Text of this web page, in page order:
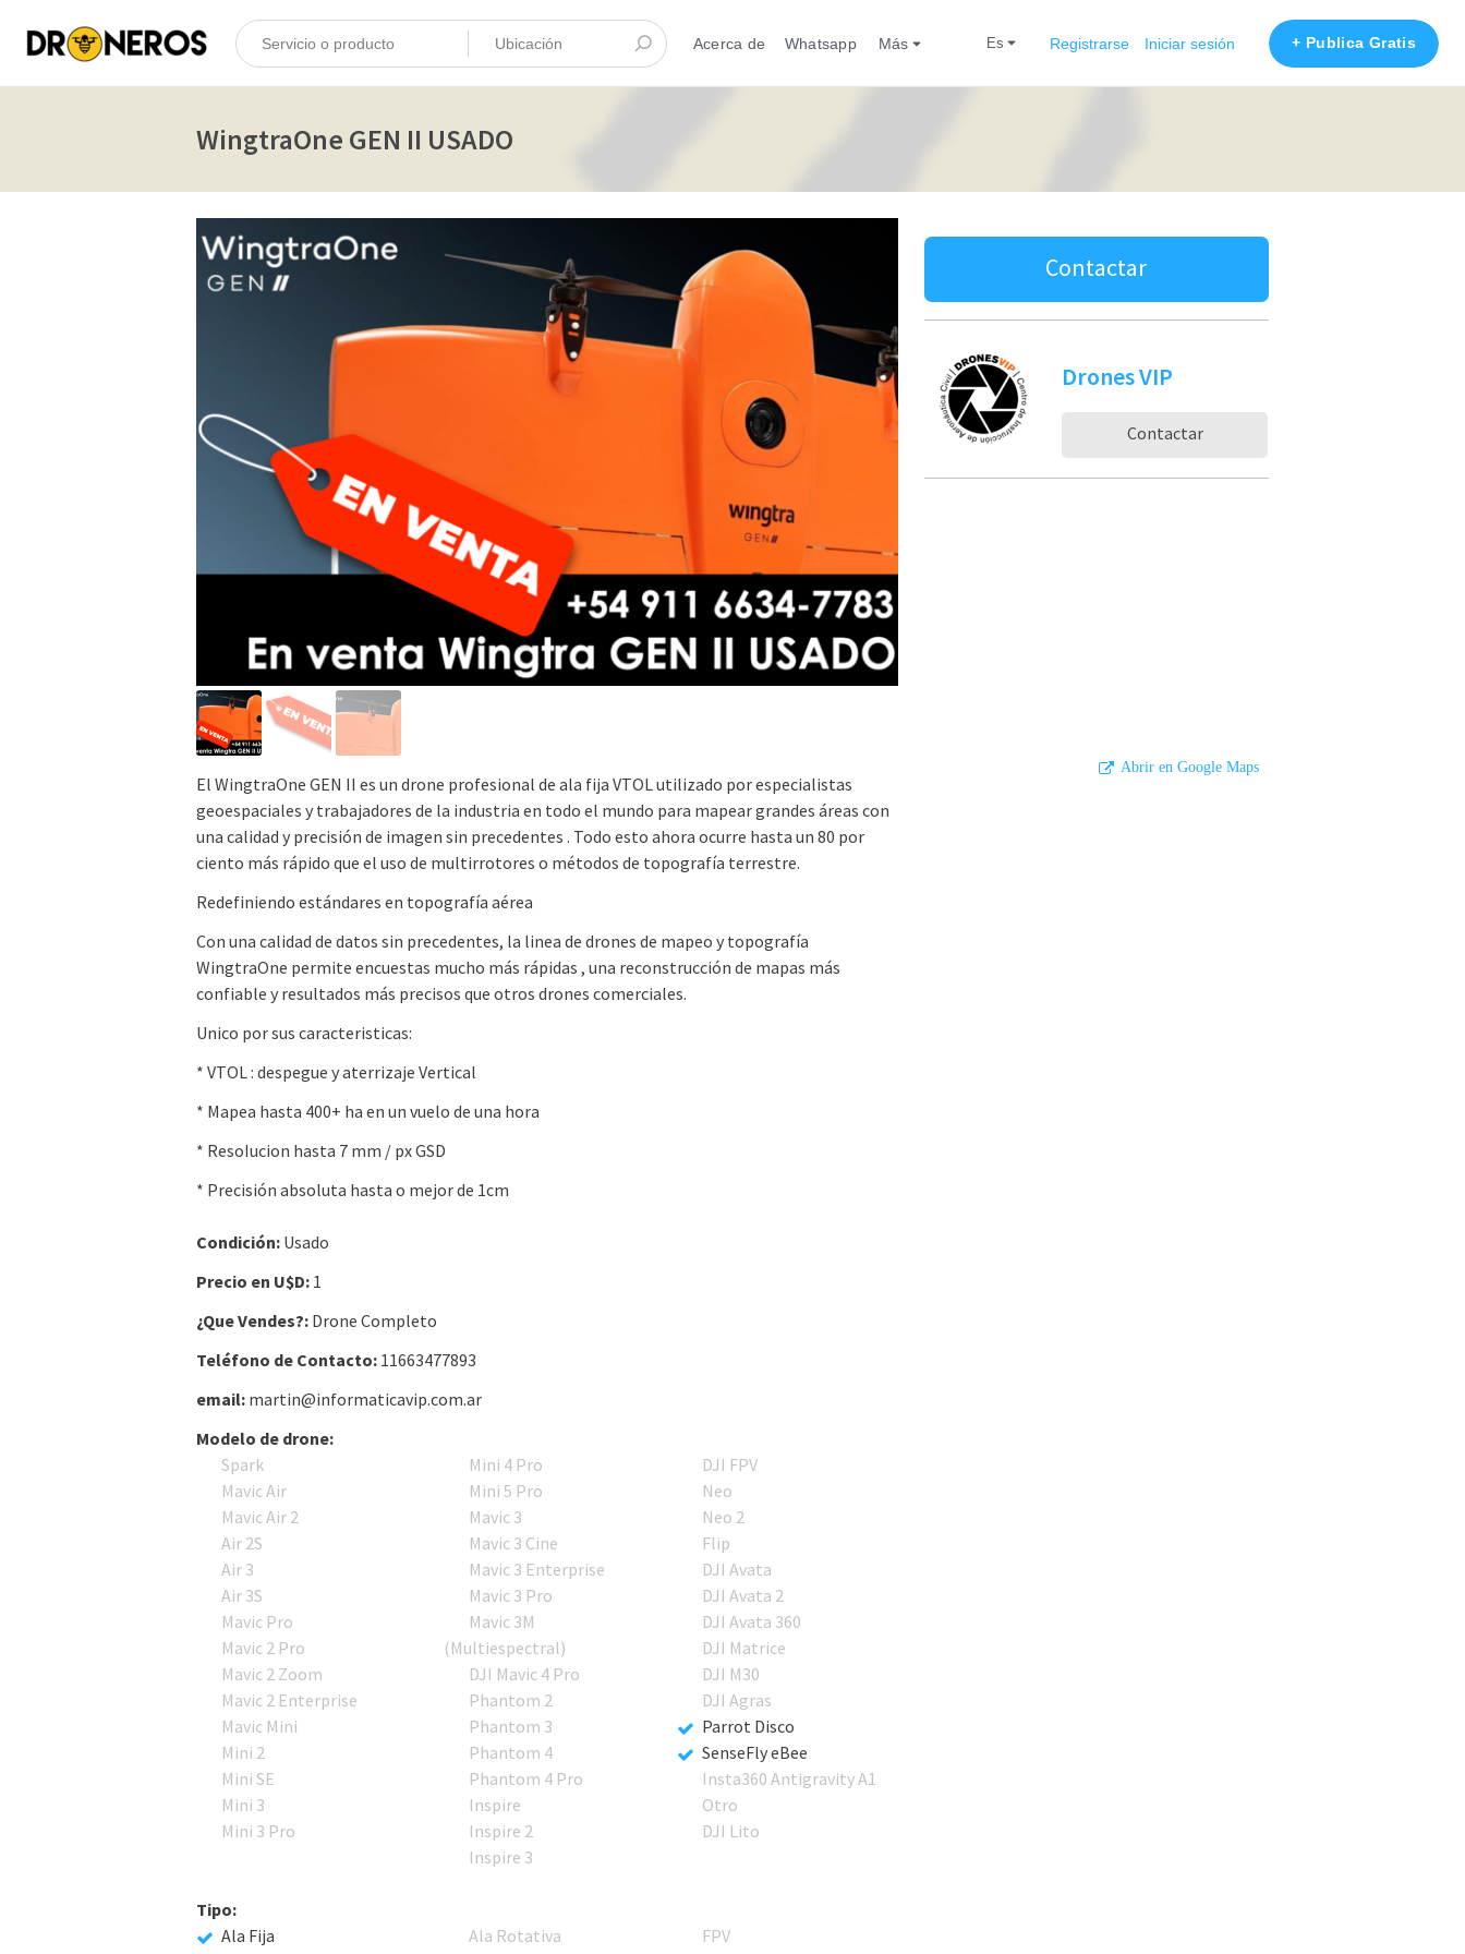
Acerca de Whatsapp Más es Registrarse Iniciar sesión + Publica Gratis
WingtraOne GEN II USADO
El WingtraOne GEN II es un drone profesional de ala fija VTOL utilizado por especialistas
geoespaciales y trabajadores de la industria en todo el mundo para mapear grandes áreas con
una calidad y precisión de imagen sin precedentes . Todo esto ahora ocurre hasta un 80 por
ciento más rápido que el uso de multirrotores o métodos de topografía terrestre.
Redefiniendo estándares en topografía aérea
Con una calidad de datos sin precedentes, la linea de drones de mapeo y topografía
WingtraOne permite encuestas mucho más rápidas , una reconstrucción de mapas más
confiable y resultados más precisos que otros drones comerciales.
Unico por sus caracteristicas:
* VTOL : despegue y aterrizaje Vertical
* Mapea hasta 400+ ha en un vuelo de una hora
* ResoIucion hasta 7 mm / px GSD
* Precisión absoluta hasta o mejor de 1cm
Condición: Usado
Precio en U$D: 1
¿Que Vendes?: Drone Completo
Teléfono de Contacto: 11663477893
email: martin@informaticavip.com.ar
Modelo de drone:
Spark
Mavic Air
Mavic Air 2
Air 2S
Air 3
Air 3S
Mavic Pro
Mavic 2 Pro
Mavic 2 Zoom
Mavic 2 Enterprise
Mavic Mini
Mini 2
Mini SE
Mini 3
Mini 3 Pro
Mini 4 Pro
Mini 5 Pro
Mavic 3
Mavic 3 Cine
Mavic 3 Enterprise
Mavic 3 Pro
Mavic 3M
(Multiespectral)
DJI Mavic 4 Pro
Phantom 2
Phantom 3
Phantom 4
Phantom 4 Pro
Inspire
Inspire 2
Inspire 3
DJI FPV
Neo
Neo 2
Flip
DJI Avata
DJI Avata 2
DJI Avata 360
DJI Matrice
DJI M30
DJI Agras
Parrot Disco
SenseFly eBee
Insta360 Antigravity A1
Otro
DJI Lito
Tipo:
Ala Fija
Ala Rotativa FPV
Contactar
Drones VIP
Contactar
Abrir en Google Maps